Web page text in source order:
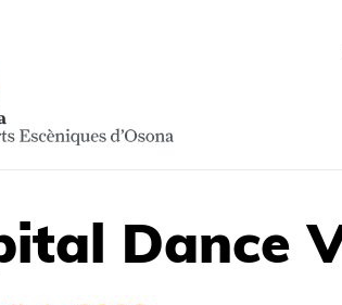
Dance